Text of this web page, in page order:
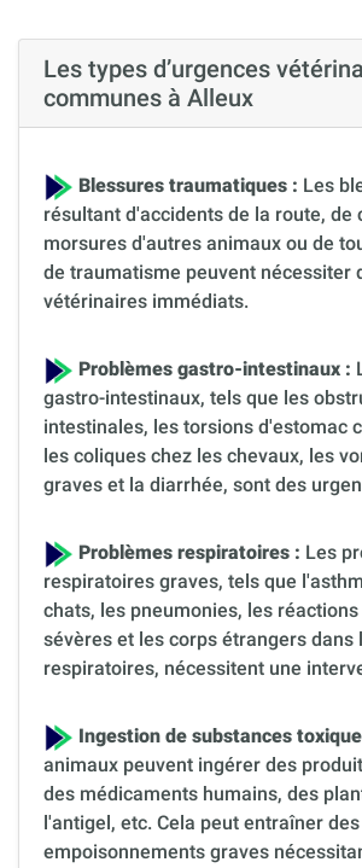
Les types d’urgences
communes à Alleux
Blessures traumatiques : Les
résultant d'accidents de la route, de
morsures d'autres animaux ou de
de traumatisme peuvent nécessiter
vétérinaires immédiats.
Problèmes gastro-intestinaux :
gastro-intestinaux, tels que les
intestinales, les torsions d'estomac
les coliques chez les chevaux, les
graves et la diarrhée, sont des
Problèmes respiratoires : Les
respiratoires graves, tels que
chats, les pneumonies, les
sévères et les corps étrangers dans
respiratoires, nécessitent une
Ingestion de substances
animaux peuvent ingérer des
des médicaments humains, des
l'antigel, etc. Cela peut entraîner des
empoisonnements graves